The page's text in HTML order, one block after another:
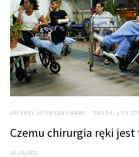
ARTYKUŁ SPONSOROWANY URODA,
Czemu chirurgia ręki jest
03/10/2022